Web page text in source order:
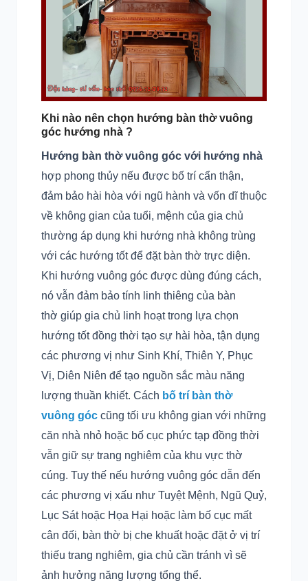
Khi nào nên chọn hướng bàn thờ vuông
góc hướng nhà ?
Hướng bàn thờ vuông góc với hướng nhà
hợp phong thủy nếu được bố trí cẩn thận,
đảm bảo hài hòa với ngũ hành và vốn dĩ thuộc
về không gian của tuổi, mệnh của gia chủ
thường áp dụng khi hướng nhà không trùng
với các hướng tốt để đặt bàn thờ trực diện.
Khi hướng vuông góc được dùng đúng cách,
nó vẫn đảm bảo tính linh thiêng của bàn
thờ giúp gia chủ linh hoạt trong lựa chọn
hướng tốt đồng thời tạo sự hài hòa, tận dụng
các phương vị như Sinh Khí, Thiên Y, Phục
Vị, Diên Niên để tạo nguồn sắc màu năng
lượng thuần khiết. Cách bố trí bàn thờ
vuông góc cũng tối ưu không gian với những
căn nhà nhỏ hoặc bố cục phức tạp đồng thời
vẫn giữ sự trang nghiêm của khu vực thờ
cúng. Tuy thế nếu hướng vuông góc dẫn đến
các phương vị xấu như Tuyệt Mệnh, Ngũ Quỷ,
Lục Sát hoặc Họa Hại hoặc làm bố cục mất
cân đối, bàn thờ bị che khuất hoặc đặt ở vị trí
thiếu trang nghiêm, gia chủ cần tránh vì sẽ
ảnh hưởng năng lượng tổng thể.